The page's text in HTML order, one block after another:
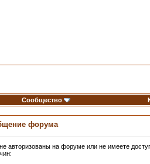
Сообщество
форума
авторизованы на форуме или не имеете